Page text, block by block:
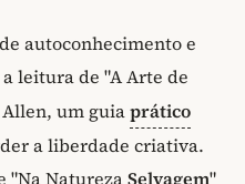
autoconhecimento e
leitura de "A Arte de
um guiaprático
a liberdade criativa.
"Na NaturezaSelvagem"